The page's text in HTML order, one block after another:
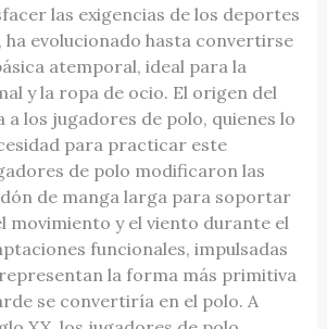
las exigencias de los deportes
evolucionado hasta convertirse
atemporal, ideal para la
y la ropa de ocio. El origen del
a los jugadores de polo, quienes lo
para practicar este
de polo modificaron las
de manga larga para soportar
movimiento y el viento durante el
funcionales, impulsadas
la forma más primitiva
se convertiría en el polo. A